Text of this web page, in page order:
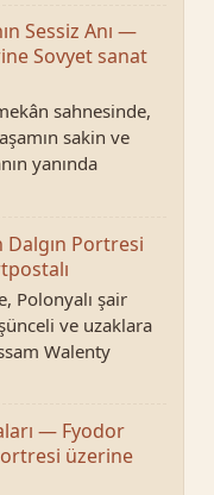
Sessiz Anı —
Sovyet sanat
sahnesinde,
sakin ve
yanında
Dalgın Portresi
Polonyalı şair
ve uzaklara
Walenty
— Fyodor
üzerine